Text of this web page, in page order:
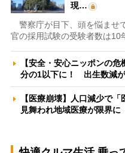
現…
警察庁が目下、頭を悩ませ
官の採用試験の受験者数は10
【安全・安心ニッポンの
分の1以下に！ 出生数減
【医療崩壊】人口減少で
見舞われ地域医療が限界